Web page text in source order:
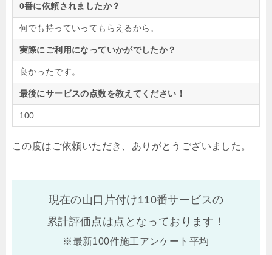
0番に依頼されましたか？
何でも持っていってもらえるから。
実際にご利用になっていかがでしたか？
良かったです。
最後にサービスの点数を教えてください！
100
この度はご依頼いただき、ありがとうございました。
現在の山口片付け110番サービスの
累計評価点は点となっております！
※最新100件施工アンケート平均